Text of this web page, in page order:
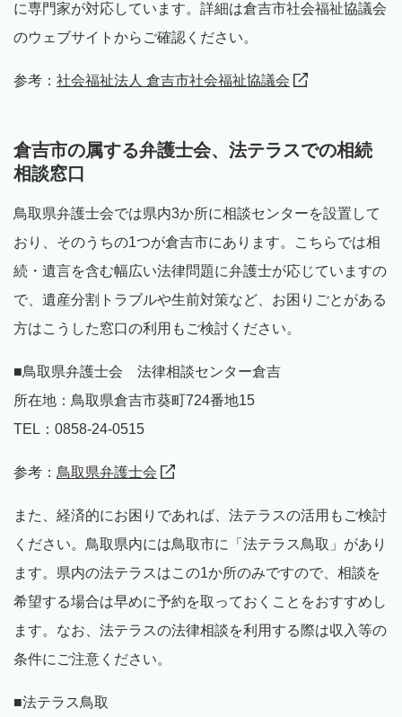
に専門家が対応しています。詳細は倉吉市社会福祉協議会
のウェブサイトからご確認ください。
参考： 社会福祉法人 倉吉市社会福祉協議会
倉吉市の属する弁護士会、法テラスでの相続
相談窓口
鳥取県弁護士会では県内3か所に相談センターを設置して
おり、そのうちの1つが倉吉市にあります。こちらでは相
続・遺言を含む幅広い法律問題に弁護士が応じていますの
で、遺産分割トラブルや生前対策など、お困りごとがある
方はこうした窓口の利用もご検討ください。
■鳥取県弁護士会 法律相談センター倉吉
所在地：鳥取県倉吉市葵町724番地15
TEL：0858-24-0515
参考： 鳥取県弁護士会
また、経済的にお困りであれば、法テラスの活用もご検討
ください。鳥取県内には鳥取市に「法テラス鳥取」があり
ます。県内の法テラスはこの1か所のみですので、相談を
希望する場合は早めに予約を取っておくことをおすすめし
ます。なお、法テラスの法律相談を利用する際は収入等の
条件にご注意ください。
■法テラス鳥取